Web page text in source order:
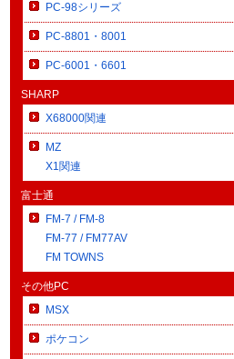
PC-98シリーズ
PC-8801・8001
PC-6001・6601
SHARP
X68000関連
MZ
X1関連
富士通
FM-7 / FM-8
FM-77 / FM77AV
FM TOWNS
その他PC
MSX
ポケコン